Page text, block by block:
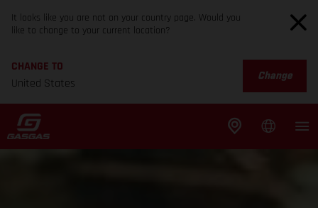
It looks like you are not on your country page. Would you
like to change to your current location?
CHANGE TO
United States
Change